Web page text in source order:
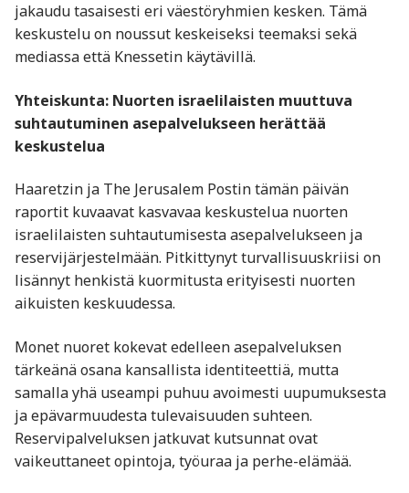
jakaudu tasaisesti eri väestöryhmien kesken. Tämä
keskustelu on noussut keskeiseksi teemaksi sekä
mediassa että Knessetin käytävillä.
Yhteiskunta: Nuorten israelilaisten muuttuva
suhtautuminen asepalvelukseen herättää
keskustelua
Haaretzin ja The Jerusalem Postin tämän päivän
raportit kuvaavat kasvavaa keskustelua nuorten
israelilaisten suhtautumisesta asepalvelukseen ja
reservijärjestelmään. Pitkittynyt turvallisuuskriisi on
lisännyt henkistä kuormitusta erityisesti nuorten
aikuisten keskuudessa.
Monet nuoret kokevat edelleen asepalveluksen
tärkeänä osana kansallista identiteettiä, mutta
samalla yhä useampi puhuu avoimesti uupumuksesta
ja epävarmuudesta tulevaisuuden suhteen.
Reservipalveluksen jatkuvat kutsunnat ovat
vaikeuttaneet opintoja, työuraa ja perhe-elämää.